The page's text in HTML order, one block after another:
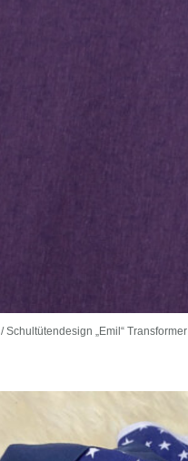
/ Schultütendesign „Emil“ Transformer